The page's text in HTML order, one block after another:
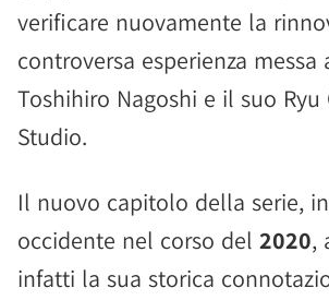
verificare nuovamente la
controversa esperienza
Toshihiro Nagoshi e il suo Ryu
Studio.
Il nuovo capitolo della serie, in
occidente nel corso del 2020,
infatti la sua storica